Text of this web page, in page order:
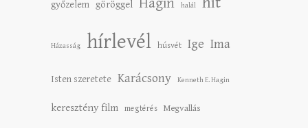
győzelem göröggel halál
Házasság hírlevél húsvét Ige Ima
Isten szeretete Karácsony Kenneth E. Hagin
keresztény film megtérés Megvallás